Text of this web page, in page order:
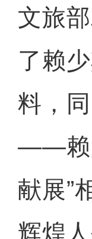
文旅
了赖
料，
——赖
献展”
辉煌